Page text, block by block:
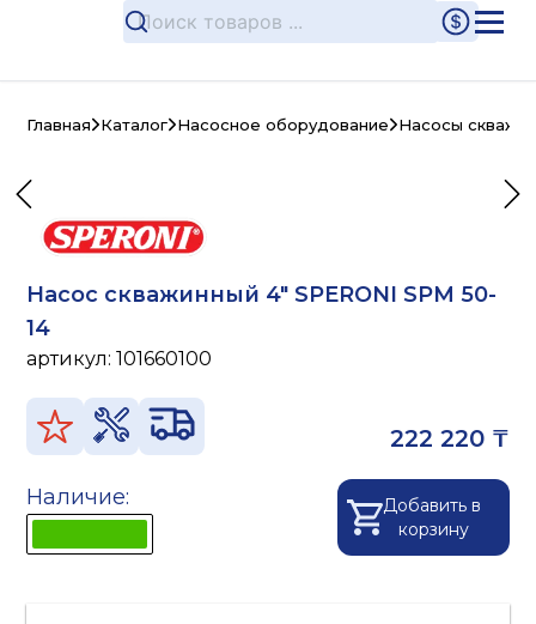
Главная Каталог Насосное оборудование Насосы
Насос скважинный 4" SPERONI SPM 50-
14
артикул:101660100
222 220 ₸
Наличие:
Добавить в
корзину